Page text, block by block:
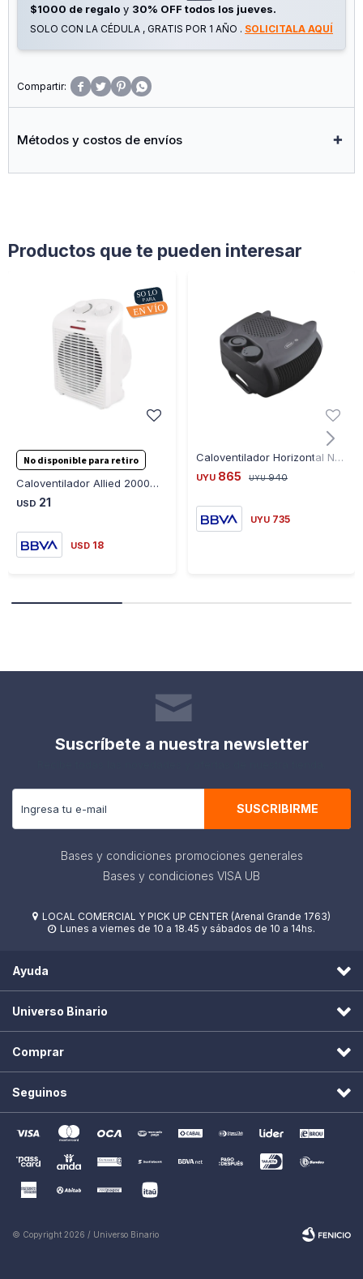
$1000 de regalo y 30% OFF todos los jueves.
SOLO CON LA CÉDULA , GRATIS POR 1 AÑO . SOLICITALA AQUÍ
   
Métodos y costos de envíos
Productos que te pueden interesar
No disponible para retiro
Caloventilador Allied 2000W 2 Niveles
USD 21
USD 18
Caloventilador Horizontal Negro KS-CVH2002 2000W - NEGRO
UYU 865 UYU 940
UYU 735
Suscríbete a nuestra newsletter
SUSCRIBIRME
Bases y condiciones promociones generales
Bases y condiciones VISA UB
 LOCAL COMERCIAL Y PICK UP CENTER (Arenal Grande 1763)
 Lunes a viernes de 10 a 18.45 y sábados de 10 a 14hs.
Ayuda
Universo Binario
Comprar
Seguinos
© Copyright 2026 / Universo Binario